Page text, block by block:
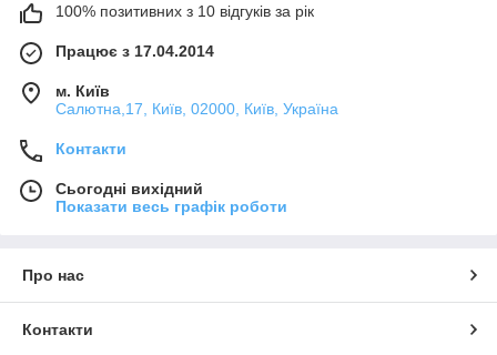
100% позитивних з 10 відгуків за рік
Працює з 17.04.2014
м. Київ
Салютна,17, Київ, 02000, Київ, Україна
Контакти
Сьогодні вихідний
Показати весь графік роботи
Про нас
Контакти